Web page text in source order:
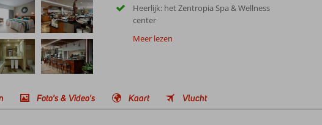
Heerlijk: het Zentropia Spa & Wellness
center
Meer lezen
Foto's & Video's Kaart Vlucht